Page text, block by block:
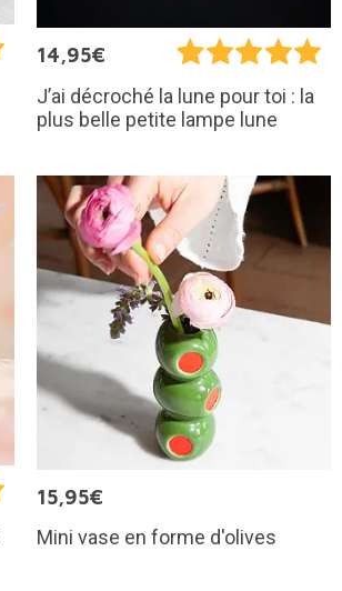
14,95€
J’ai décroché la lune pour toi : la
plus belle petite lampe lune
15,95€
Mini vase en forme d'olives